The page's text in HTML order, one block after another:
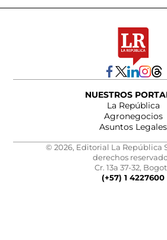
NUESTROS
La República
Agronegocios
Asuntos Legales
© 2026, Editorial La República
derechos
Cr. 13a 37-32,
(+57) 1 4227600